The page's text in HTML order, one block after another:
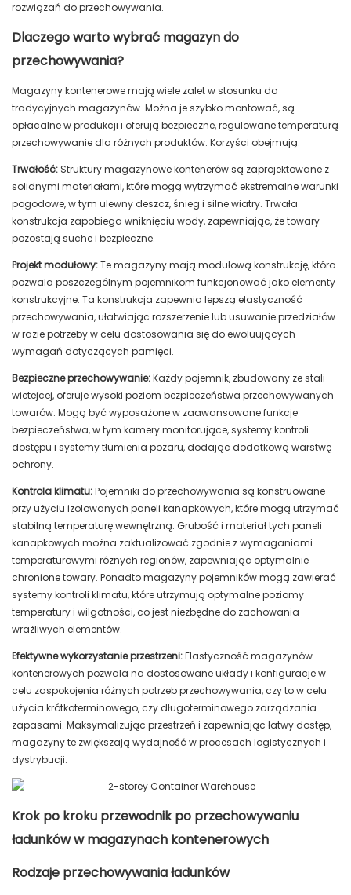
rozwiązań do przechowywania.
Dlaczego warto wybrać magazyn do
przechowywania?
Magazyny kontenerowe mają wiele zalet w stosunku do
tradycyjnych magazynów. Można je szybko montować, są
opłacalne w produkcji i oferują bezpieczne, regulowane temperaturą
przechowywanie dla różnych produktów. Korzyści obejmują:
Trwałość: Struktury magazynowe kontenerów są zaprojektowane z
solidnymi materiałami, które mogą wytrzymać ekstremalne warunki
pogodowe, w tym ulewny deszcz, śnieg i silne wiatry. Trwała
konstrukcja zapobiega wniknięciu wody, zapewniając, że towary
pozostają suche i bezpieczne.
Projekt modułowy:Te magazyny mają modułową konstrukcję, która
pozwala poszczególnym pojemnikom funkcjonować jako elementy
konstrukcyjne. Ta konstrukcja zapewnia lepszą elastyczność
przechowywania, ułatwiając rozszerzenie lub usuwanie przedziałów
w razie potrzeby w celu dostosowania się do ewoluujących
wymagań dotyczących pamięci.
Bezpieczne przechowywanie:Każdy pojemnik, zbudowany ze stali
wietejcej, oferuje wysoki poziom bezpieczeństwa przechowywanych
towarów. Mogą być wyposażone w zaawansowane funkcje
bezpieczeństwa, w tym kamery monitorujące, systemy kontroli
dostępu i systemy tłumienia pożaru, dodając dodatkową warstwę
ochrony.
Kontrola klimatu:Pojemniki do przechowywania są konstruowane
przy użyciu izolowanych paneli kanapkowych, które mogą utrzymać
stabilną temperaturę wewnętrzną. Grubość i materiał tych paneli
kanapkowych można zaktualizować zgodnie z wymaganiami
temperaturowymi różnych regionów, zapewniając optymalnie
chronione towary. Ponadto magazyny pojemników mogą zawierać
systemy kontroli klimatu, które utrzymują optymalne poziomy
temperatury i wilgotności, co jest niezbędne do zachowania
wrażliwych elementów.
Efektywne wykorzystanie przestrzeni:Elastyczność magazynów
kontenerowych pozwala na dostosowane układy i konfiguracje w
celu zaspokojenia różnych potrzeb przechowywania, czy to w celu
użycia krótkoterminowego, czy długoterminowego zarządzania
zapasami. Maksymalizując przestrzeń i zapewniając łatwy dostęp,
magazyny te zwiększają wydajność w procesach logistycznych i
dystrybucji.
Krok po kroku przewodnik po przechowywaniu
ładunków w magazynach kontenerowych
Rodzaje przechowywania ładunków